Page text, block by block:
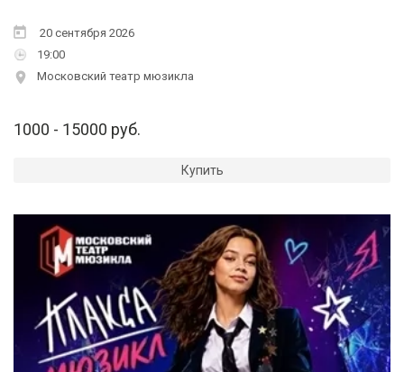
20 сентября 2026
19:00
Московский театр мюзикла
1000 - 15000 руб.
Купить